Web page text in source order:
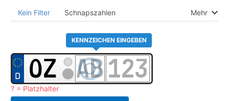
Kein Filter Schnapszahlen Mehr
KENNZEICHEN EINGEBEN
? = Platzhalter